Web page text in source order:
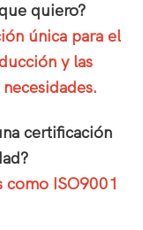
quiero?
única para el
y las
certificación
como ISO9001